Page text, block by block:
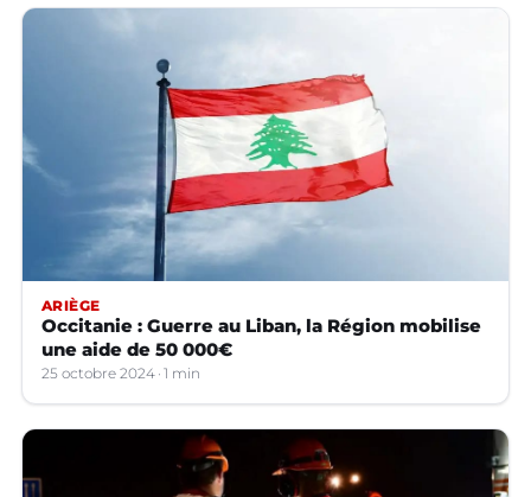
ARIÈGE
Occitanie : Guerre au Liban, la Région mobilise
une aide de 50 000€
25 octobre 2024 1 min